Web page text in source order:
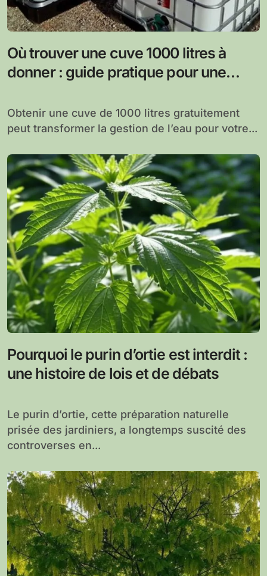
Où trouver une cuve 1000 litres à
donner : guide pratique pour une
Obtenir une cuve de 1000 litres gratuitement
peut transformer la gestion de l’eau pour votre...
Pourquoi le purin d’ortie est interdit :
une histoire de lois et de débats
Le purin d’ortie, cette préparation naturelle
prisée des jardiniers, a longtemps suscité des
controverses en...